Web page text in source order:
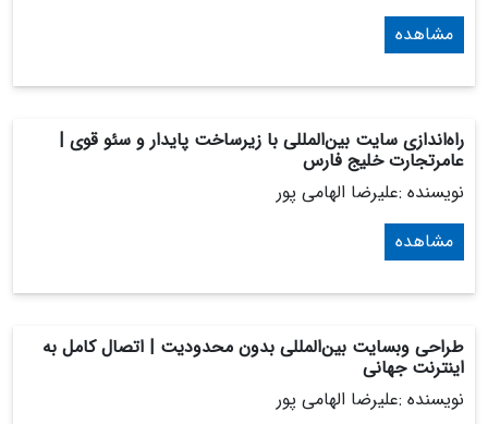
مشاهده
راه‌اندازی سایت بین‌المللی با زیرساخت پایدار و سئو قوی |
عامرتجارت خلیج فارس
نویسنده :علیرضا الهامی پور
مشاهده
طراحی وبسایت بین‌المللی بدون محدودیت | اتصال کامل به
اینترنت جهانی
نویسنده :علیرضا الهامی پور